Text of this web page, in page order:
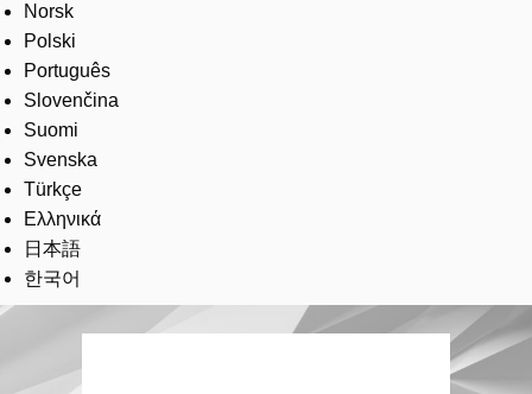
Norsk
Polski
Português
Slovenčina
Suomi
Svenska
Türkçe
Ελληνικά
日本語
한국어